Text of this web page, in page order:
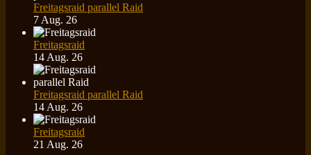
Freitagsraid parallel Raid
7 Aug. 26
Freitagsraid
14 Aug. 26
Freitagsraid parallel Raid
14 Aug. 26
Freitagsraid
21 Aug. 26